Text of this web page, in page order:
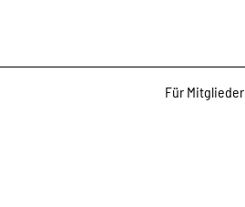
Für Mitglieder